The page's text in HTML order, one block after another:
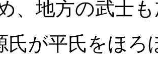
、地方の武士
氏が平氏をほろ